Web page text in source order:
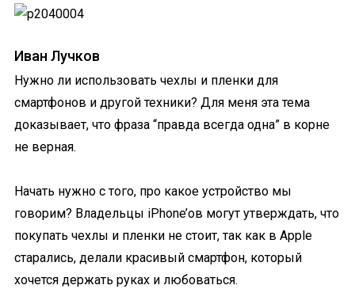
Иван Лучков
Нужно ли использовать чехлы и пленки для
смартфонов и другой техники? Для меня эта тема
доказывает, что фраза “правда всегда одна” в корне
не верная.
Начать нужно с того, про какое устройство мы
говорим? Владельцы iPhone’ов могут утверждать, что
покупать чехлы и пленки не стоит, так как в Apple
старались, делали красивый смартфон, который
хочется держать руках и любоваться.